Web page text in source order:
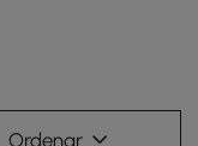
Ordenar